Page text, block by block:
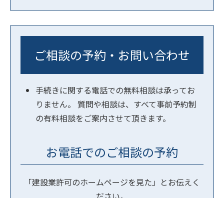
ご相談の予約・お問い合わせ
手続きに関する電話での無料相談は承ってお
りません。 質問や相談は、すべて事前予約制
の有料相談をご案内させて頂きます。
お電話でのご相談の予約
「建設業許可のホームページを見た」とお伝えく